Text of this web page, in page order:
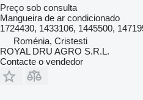
Preço sob consulta
Mangueira de ar condicionado
1724430, 1433106, 1445500,
Roménia, Cristesti
ROYAL DRU AGRO S.R.L.
Contacte o vendedor